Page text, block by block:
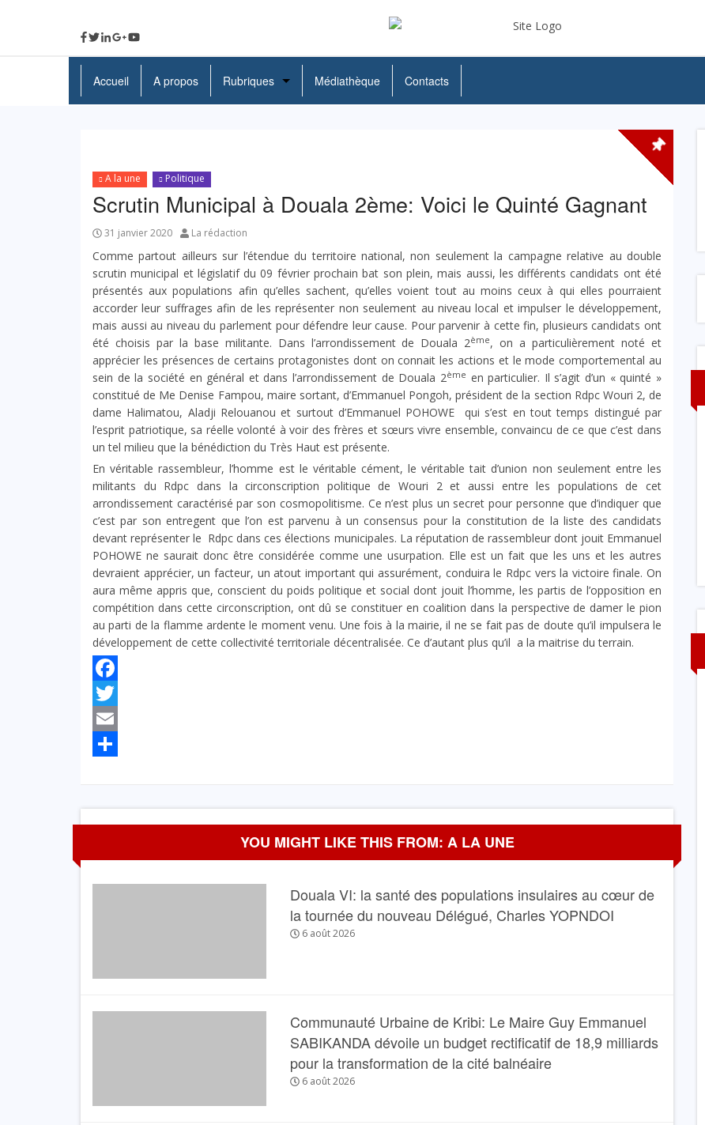
Accueil A propos Rubriques
Education
Société
Santé
Culture
Médiathèque Contacts
A la une Politique
Scrutin Municipal à Douala 2ème: Voici le Quinté Gagnant
31 janvier 2020 La rédaction
Comme partout ailleurs sur l’étendue du territoire national, non seulement la campagne relative au double
scrutin municipal et législatif du 09 février prochain bat son plein, mais aussi, les différents candidats ont été
présentés aux populations afin qu’elles sachent, qu’elles voient tout au moins ceux à qui elles pourraient
accorder leur suffrages afin de les représenter non seulement au niveau local et impulser le développement,
mais aussi au niveau du parlement pour défendre leur cause. Pour parvenir à cette fin, plusieurs candidats ont
été choisis par la base militante. Dans l’arrondissement de Douala 2ème, on a particulièrement noté et
apprécier les présences de certains protagonistes dont on connait les actions et le mode comportemental au
sein de la société en général et dans l’arrondissement de Douala 2ème en particulier. Il s’agit d’un « quinté »
constitué de Me Denise Fampou, maire sortant, d’Emmanuel Pongoh, président de la section Rdpc Wouri 2, de
dame Halimatou, Aladji Relouanou et surtout d’Emmanuel POHOWE qui s’est en tout temps distingué par
l’esprit patriotique, sa réelle volonté à voir des frères et sœurs vivre ensemble, convaincu de ce que c’est dans
un tel milieu que la bénédiction du Très Haut est présente.
En véritable rassembleur, l’homme est le véritable cément, le véritable tait d’union non seulement entre les
militants du Rdpc dans la circonscription politique de Wouri 2 et aussi entre les populations de cet
arrondissement caractérisé par son cosmopolitisme. Ce n’est plus un secret pour personne que d’indiquer que
c’est par son entregent que l’on est parvenu à un consensus pour la constitution de la liste des candidats
devant représenter le Rdpc dans ces élections municipales. La réputation de rassembleur dont jouit Emmanuel
POHOWE ne saurait donc être considérée comme une usurpation. Elle est un fait que les uns et les autres
devraient apprécier, un facteur, un atout important qui assurément, conduira le Rdpc vers la victoire finale. On
aura même appris que, conscient du poids politique et social dont jouit l’homme, les partis de l’opposition en
compétition dans cette circonscription, ont dû se constituer en coalition dans la perspective de damer le pion
au parti de la flamme ardente le moment venu. Une fois à la mairie, il ne se fait pas de doute qu’il impulsera le
développement de cette collectivité territoriale décentralisée. Ce d’autant plus qu’il a la maitrise du terrain.
Facebook
Twitter
Email
YOU MIGHT LIKE THIS FROM: A LA UNE
Douala VI: la santé des populations insulaires au cœur de
la tournée du nouveau Délégué, Charles YOPNDOI
6 août 2026
Communauté Urbaine de Kribi: Le Maire Guy Emmanuel
SABIKANDA dévoile un budget rectificatif de 18,9 milliards
pour la transformation de la cité balnéaire
6 août 2026